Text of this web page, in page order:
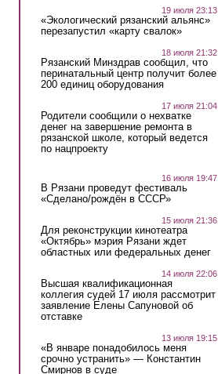
19 июля 23:13
«Экологический рязанский альянс»
перезапустил «карту свалок»
18 июля 21:32
Рязанский Минздрав сообщил, что
перинатальный центр получит более
200 единиц оборудования
17 июля 21:04
Родители сообщили о нехватке
денег на завершение ремонта в
рязанской школе, который ведется
по нацпроекту
16 июля 19:47
В Рязани проведут фестиваль
«Сделано/рождён в СССР»
15 июля 21:36
Для реконструкции кинотеатра
«Октябрь» мэрия Рязани ждет
областных или федеральных денег
14 июля 22:06
Высшая квалификационная
коллегия судей 17 июля рассмотрит
заявление Елены Сапуновой об
отставке
13 июля 19:15
«В январе понадобилось меня
срочно устранить» — Константин
Смирнов в суде